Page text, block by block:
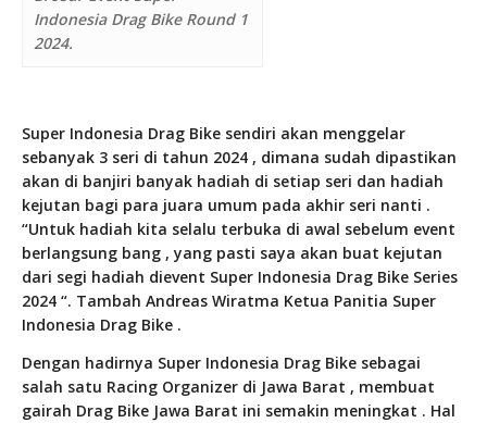
Indonesia Drag Bike Round 1
2024.
Super Indonesia Drag Bike sendiri akan menggelar
sebanyak 3 seri di tahun 2024 , dimana sudah dipastikan
akan di banjiri banyak hadiah di setiap seri dan hadiah
kejutan bagi para juara umum pada akhir seri nanti .
“Untuk hadiah kita selalu terbuka di awal sebelum event
berlangsung bang , yang pasti saya akan buat kejutan
dari segi hadiah dievent Super Indonesia Drag Bike Series
2024 “. Tambah Andreas Wiratma Ketua Panitia Super
Indonesia Drag Bike .
Dengan hadirnya Super Indonesia Drag Bike sebagai
salah satu Racing Organizer di Jawa Barat , membuat
gairah Drag Bike Jawa Barat ini semakin meningkat . Hal